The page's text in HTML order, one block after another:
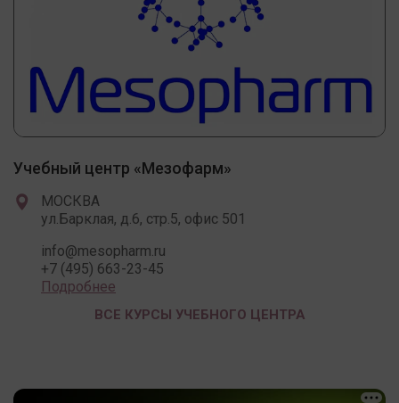
Учебный центр «Мезофарм»
МОСКВА
ул.Барклая, д.6, стр.5, офис 501
info@mesopharm.ru
+7 (495) 663-23-45
Подробнее
ВСЕ КУРСЫ УЧЕБНОГО ЦЕНТРА